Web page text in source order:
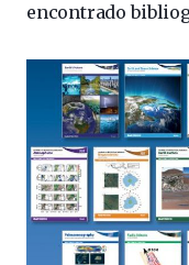
encontrado